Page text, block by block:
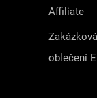
Affiliate
oblečení